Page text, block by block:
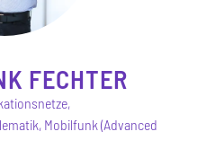
FECHTER
Mobilfunk (Advanced